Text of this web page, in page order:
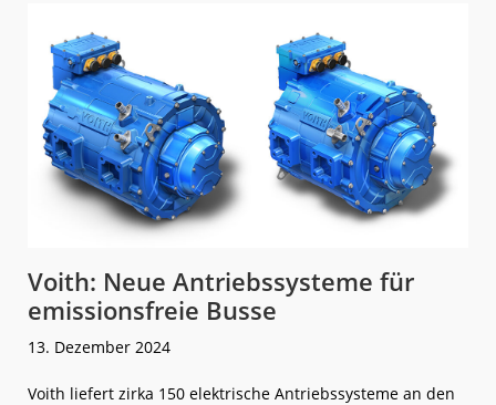
Voith: Neue Antriebssysteme für
emissionsfreie Busse
13. Dezember 2024
Voith liefert zirka 150 elektrische Antriebssysteme an den